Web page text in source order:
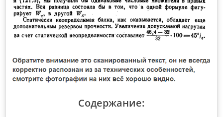
Содержание: